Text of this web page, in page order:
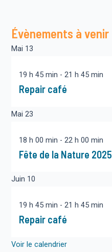
Évènements à venir
Mai 13
19 h 45 min -21 h 45 min
Repair café
Mai23
18 h 00 min -22 h 00 min
Fête de la Nature 2025
Juin 10
19 h 45 min -21 h 45 min
Repair café
Voir le calendrier